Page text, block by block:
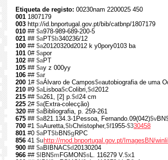
Etiqueta de registo: 00230nam 2200025 450
001 1807179
003 http://id.bnportugal.gov.pt/bib/catbnp/1807179
010 ## $a978-989-689-200-5
021 ## $aPT$b340236/12
100 ## $a20120320d2012 k y0pory0103 ba
101 0# $apor
102 ## $aPT
105 ## $ay z 000yy
106 ## $ar
200 1# $aÁlvaro de Campos$eautobiografia de uma
210 #9 $aLisboa$cColibri,$d2012
215 ## $a261, [2] p.$d24 cm
225 2# $a(Extra-colecção)
320 ## $aBibliografia, p. 259-261
675 ## $a821.134.3-1Pessoa, Fernando.09(042)$vBN
700 #1 $aAuretta,$bChristopher,$f1955-$330458
801 #0 $aPT$bBN$g RPC
856 41 $u http://rnod.bnportugal.gov.pt/ImagesBN/
900 ## $aBIBNAC$d20130204
966 ## $l BN$m FGMON$sL. 116279 V.$x1